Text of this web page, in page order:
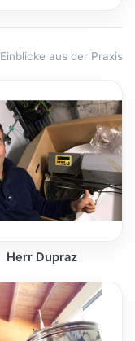
Einblicke aus der Praxis
Herr Dupraz